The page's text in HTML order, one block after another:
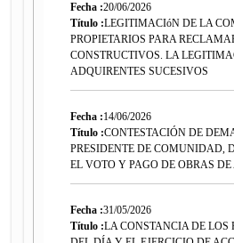
Fecha :20/06/2026
Título :LEGITIMACIóN DE LA
PROPIETARIOS PARA
CONSTRUCTIVOS. LA
ADQUIRENTES SUCESIVOS
Fecha :14/06/2026
Título :CONTESTACIÓN DE
PRESIDENTE DE COMUNIDAD,
EL VOTO Y PAGO DE OBRAS
Fecha :31/05/2026
Título :LA CONSTANCIA DE LOS